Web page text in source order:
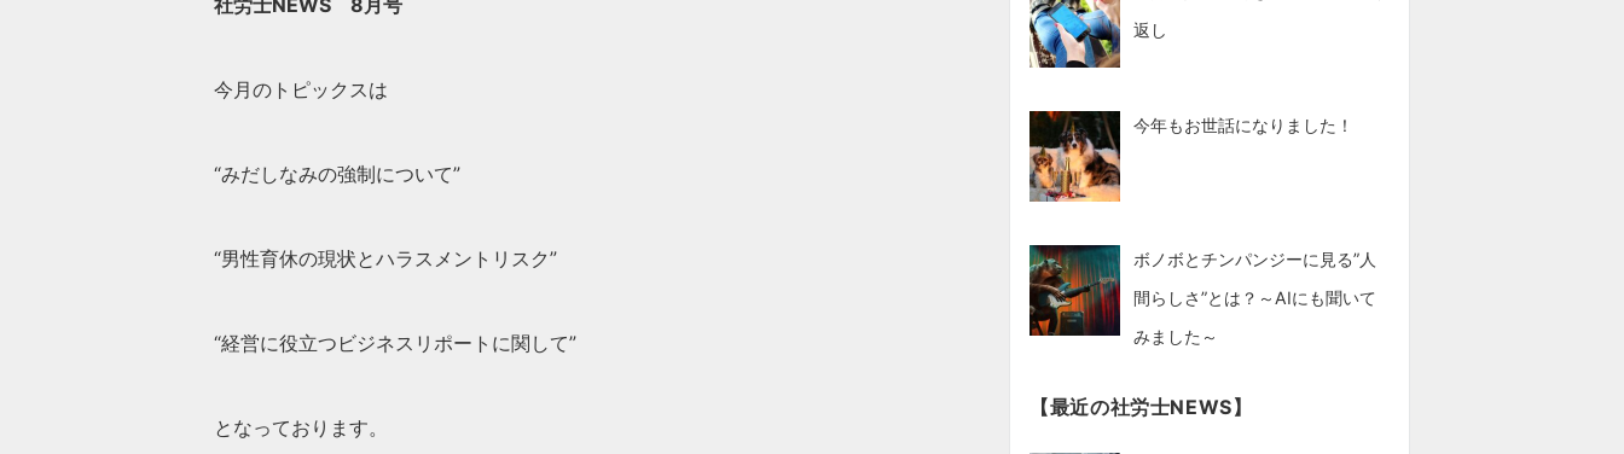
社労士NEWS 8月号
今月のトピックスは
“みだしなみの強制について”
“男性育休の現状とハラスメントリスク”
“経営に役立つビジネスリポートに関して”
となっております。
返し
今年もお世話になりました！
ボノボとチンパンジーに見る”人
間らしさ”とは？～AIにも聞いて
みました～
【最近の社労士NEWS】